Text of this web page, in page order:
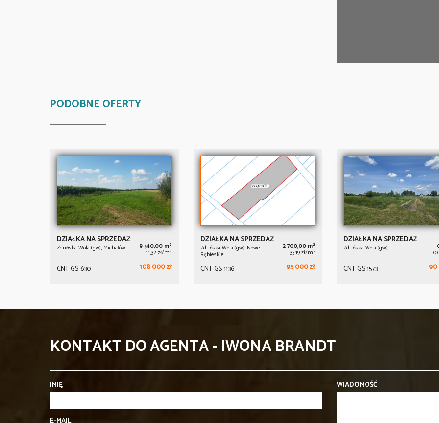
PODOBNE OFERTY
DZIAŁKA NA SPRZEDAŻ
Zduńska Wola (gw), Michałów 9 540,00 m2
11,32 zł/m2
CNT-GS-630 108 000 zł
DZIAŁKA NA SPRZEDAŻ
Zduńska Wola (gw), Nowe
Rębieskie
2 700,00 m2
35,19 zł/m2
CNT-GS-1136 95 000 zł
DZIAŁKA NA SPRZEDAŻ
Zduńska Wola (gw)
CNT-GS-1573 90
KONTAKT DO AGENTA - IWONA BRANDT
IMIĘ WIADOMOŚĆ